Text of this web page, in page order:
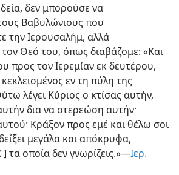
δεν μπορούσε να
Βαβυλώνιους που
την Ιερουσαλήμ, αλλά
Θεό του, όπως διαβάζομε: «Και
προς τον Ιερεμίαν εκ δευτέρου,
εν τη πύλη της
λέγει Κύριος ο κτίσας αυτήν,
δια να στερεώση αυτήν·
Κράξον προς εμέ και θέλω σοι
μεγάλα και απόκρυφα,
] τα οποία δεν γνωρίζεις.»—Ιερ.